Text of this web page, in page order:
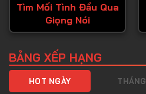
Tập 49
Tìm Mối Tình Đầu Qua
Giọng Nói
BẢNG XẾP HẠNG
HOT NGÀY THÁNG